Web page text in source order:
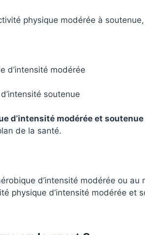
physique modérée à
d’intensité modérée
soutenue
d’intensité modérée et soutenue
de la santé.
d’intensité modérée ou
physique d’intensité modérée